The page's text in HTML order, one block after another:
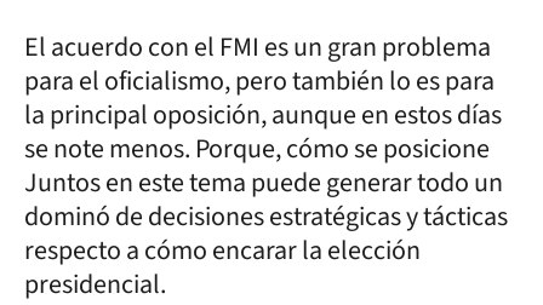
El acuerdo con el FMI es un gran problema
para el oficialismo, pero también lo es para
la principal oposición, aunque en estos días
se note menos. Porque, cómo se posicione
Juntos en este tema puede generar todo un
dominó de decisiones estratégicas y tácticas
respecto a cómo encarar la elección
presidencial.